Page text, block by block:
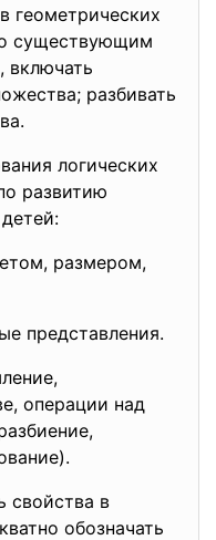
геометрических
существующим
включать
разбивать
логических
развитию
размером,
представления.
операции над
свойства в
обозначать